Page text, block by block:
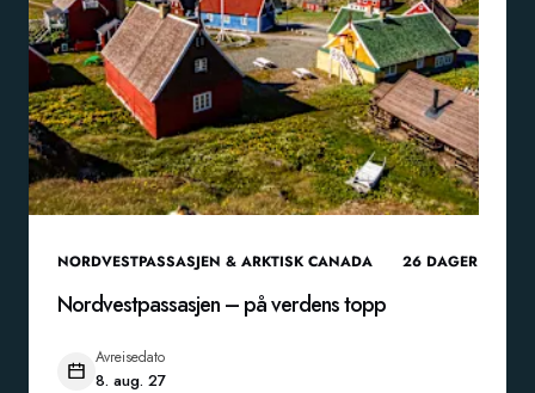
NORDVESTPASSASJEN & ARKTISK CANADA 26 DAGER
Nordvestpassasjen – på verdens topp
Avreisedato
8. aug. 27